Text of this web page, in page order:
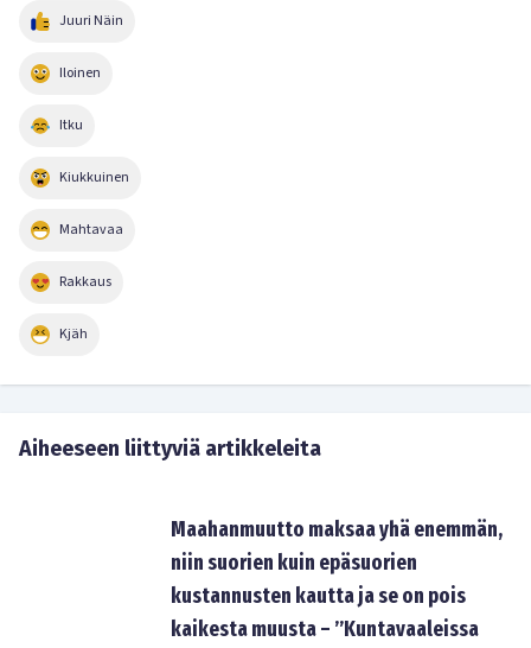
Juuri Näin
Iloinen
Itku
Kiukkuinen
Mahtavaa
Rakkaus
Kjäh
Aiheeseen liittyviä artikkeleita
Maahanmuutto maksaa yhä enemmän,
niin suorien kuin epäsuorien
kustannusten kautta ja se on pois
kaikesta muusta – ”Kuntavaaleissa